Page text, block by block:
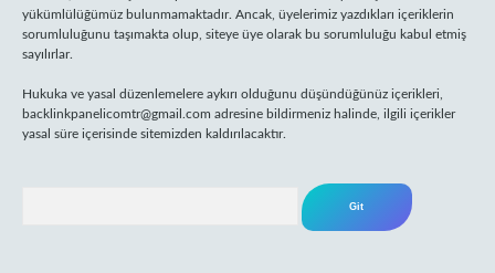
yükümlülüğümüz bulunmamaktadır. Ancak, üyelerimiz yazdıkları içeriklerin
sorumluluğunu taşımakta olup, siteye üye olarak bu sorumluluğu kabul etmiş
sayılırlar.
Hukuka ve yasal düzenlemelere aykırı olduğunu düşündüğünüz içerikleri,
backlinkpanelicomtr@gmail.com adresine bildirmeniz halinde, ilgili içerikler
yasal süre içerisinde sitemizden kaldırılacaktır.